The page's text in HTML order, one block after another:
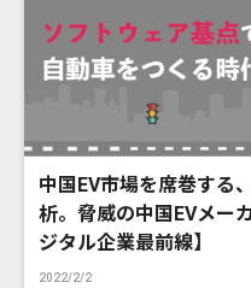
中国EV市場を席巻する
析。脅威の中国EVメー
ジタル企業最前線】
2022/2/2